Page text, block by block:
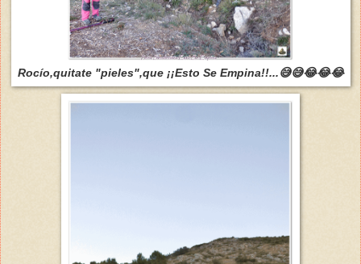
Rocío,quitate "pieles",que ¡¡Esto Se Empina!!...😅😅😂😂😂